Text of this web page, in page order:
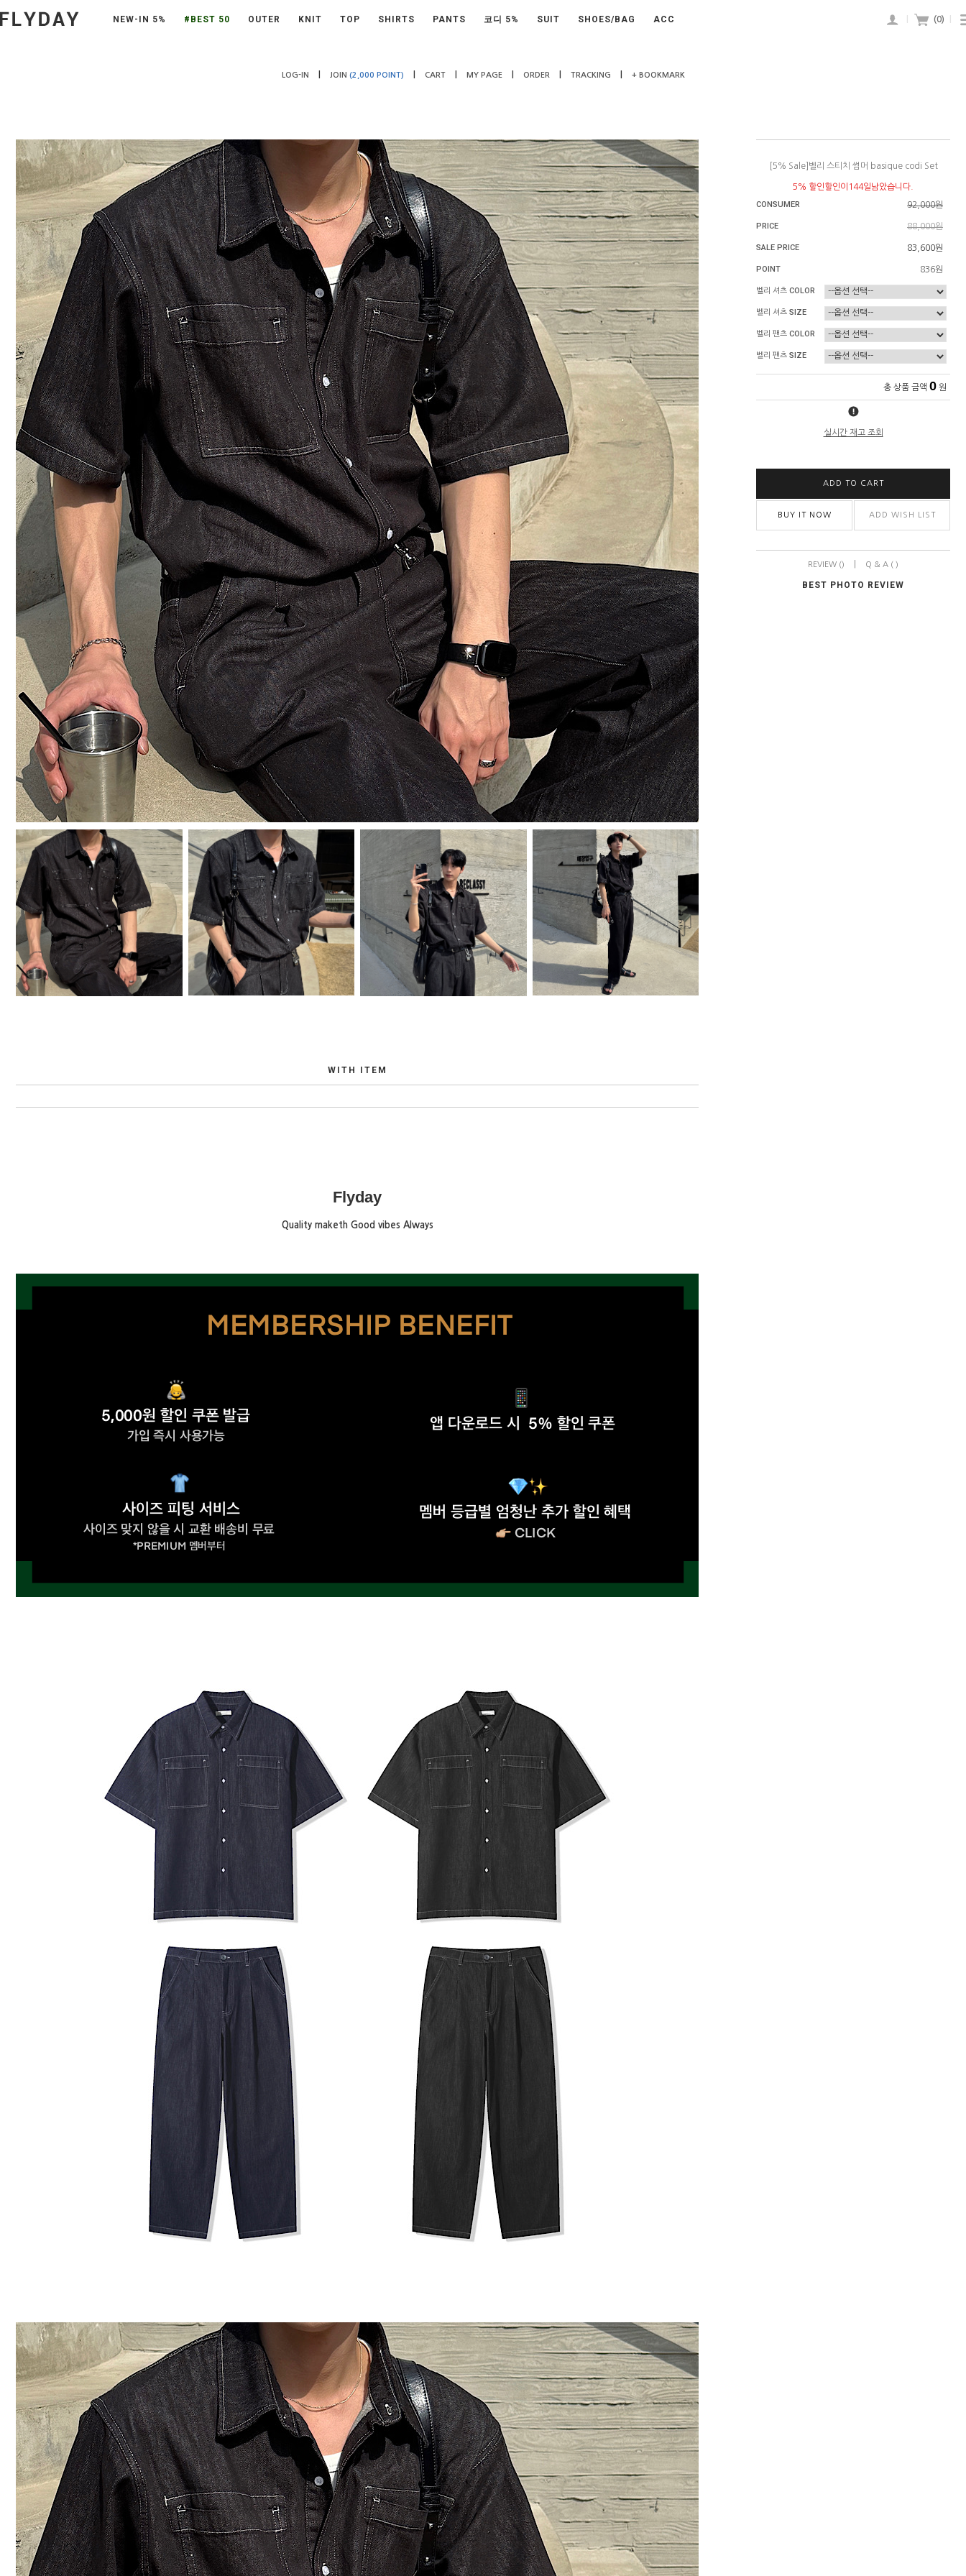
NEW-IN 5% #BEST 50 OUTER KNIT TOP SHIRTS PANTS 코디 5% SUIT SHOES/BAG ACC (0)
LOG-IN JOIN (2,000 POINT) CART MY PAGE ORDER TRACKING + BOOKMARK
WITH ITEM
Flyday
Quality maketh Good vibes Always
[5% Sale]벨리 스티치 썸머 basique codi Set
5% 할인할인이144일남았습니다.
CONSUMER 92,000원
PRICE 88,000원
SALE PRICE 83,600원
POINT 836원
벨리 셔츠 COLOR
벨리 셔츠 SIZE
벨리 팬츠 COLOR
벨리 팬츠 SIZE
총 상품 금액 0 원
실시간 재고 조회
ADD TO CART
BUY IT NOW ADD WISH LIST
REVIEW () Q & A ( )
BEST PHOTO REVIEW